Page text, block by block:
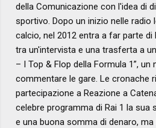
della Comunicazione con l'idea di
sportivo. Dopo un inizio nelle radio
calcio, nel 2012 entra a far parte di
tra un'intervista e una trasferta a
– I Top & Flop della Formula 1”,
commentare le gare. Le cronache
partecipazione a Reazione a
celebre programma di Rai 1 la sua
e una buona somma di denaro,